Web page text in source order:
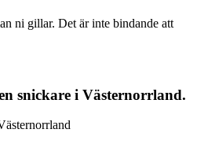
ni gillar. Det är inte bindande att
snickare i Västernorrland.